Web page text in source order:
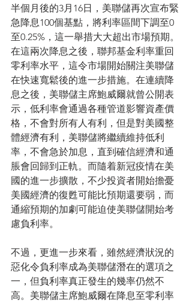
半個月後的3月16日，美聯儲再次宣布緊
急降息100個基點，將利率區間下調至0
至0.25%，這一舉措大大超出市場預期。
在這兩次降息之後，聯邦基金利率重回
零利率水平，這令市場開始關注美聯儲
在快速寬鬆後的進一步措施。在連續降
息之後，美聯儲主席鮑威爾就曾公開表
示，低利率會通過各種管道影響資產價
格，不會對所有人有利，但是對美國整
體經濟有利，美聯儲將繼續維持低利
率，不會急於加息，直到確信經濟和通
脹會回歸到正軌。而隨着新冠疫情在美
國的進一步擴散，不少投資者開始擔憂
美國經濟的復甦可能比預期還要弱，而
通縮預期的加劇可能迫使美聯儲開始考
慮負利率。
不過，更進一步來看，雖然經濟狀況的
惡化令負利率成為美聯儲潛在的選項之
一，但負利率真正發生的幾率仍然不
高。美聯儲主席鮑威爾在降息至零利率